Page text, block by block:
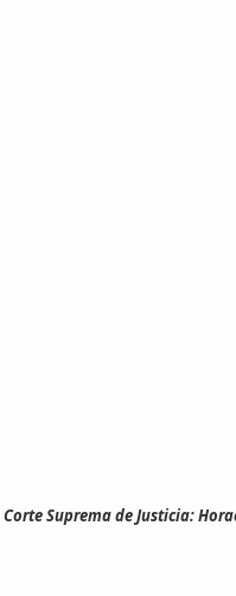
Suprema de Justicia: